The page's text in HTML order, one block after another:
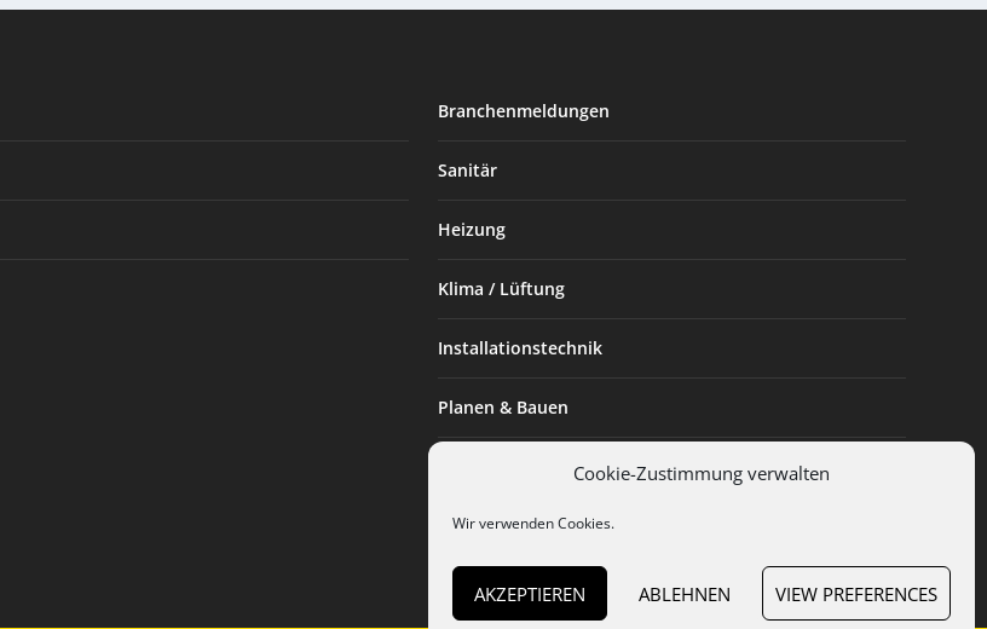
Cookie-Zustimmung verwalten
Wir verwenden Cookies.
AKZEPTIEREN ABLEHNEN VIEW PREFERENCES
Branchenmeldungen
Sanitär
Heizung
Klima / Lüftung
Installationstechnik
Planen & Bauen
Installateur des Monats